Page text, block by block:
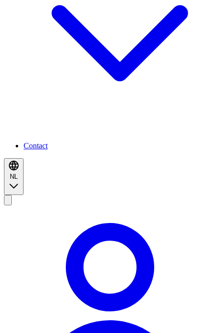
Contact
NL